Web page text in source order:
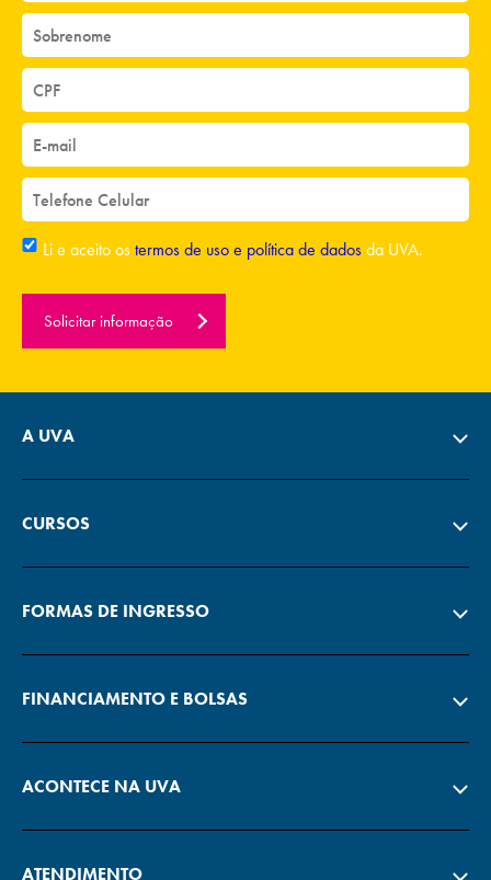
Li e aceito ostermos de uso e política de dadosda UVA.
Solicitar informação
A UVA
CURSOS
FORMAS DE INGRESSO
FINANCIAMENTO E BOLSAS
ACONTECE NA UVA
ATENDIMENTO